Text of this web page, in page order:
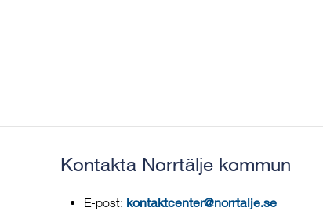
Kontakta Norrtälje kommun
E-post: kontaktcenter@norrtalje.se